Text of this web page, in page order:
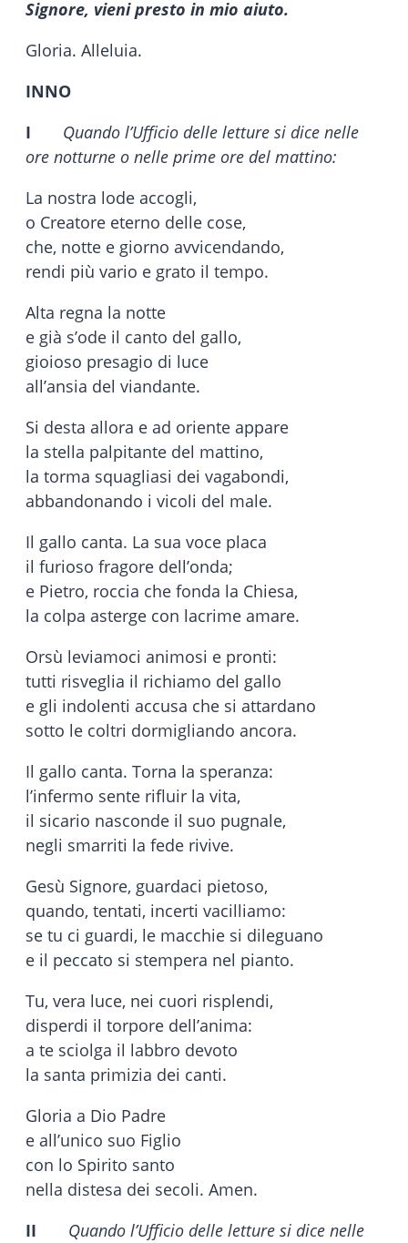
Signore, vieni presto in mio aiuto.
Gloria. Alleluia.
INNO
I
Quando l’Ufficio delle letture si dice nelle
ore notturne o nelle prime ore del mattino:
La nostra lode accogli,
o Creatore eterno delle cose,
che, notte e giorno avvicendando,
rendi più vario e grato il tempo.
Alta regna la notte
e già s’ode il canto del gallo,
gioioso presagio di luce
all’ansia del viandante.
Si desta allora e ad oriente appare
la stella palpitante del mattino,
la torma squagliasi dei vagabondi,
abbandonando i vicoli del male.
Il gallo canta. La sua voce placa
il furioso fragore dell’onda;
e Pietro, roccia che fonda la Chiesa,
la colpa asterge con lacrime amare.
Orsù leviamoci animosi e pronti:
tutti risveglia il richiamo del gallo
e gli indolenti accusa che si attardano
sotto le coltri dormigliando ancora.
Il gallo canta. Torna la speranza:
l’infermo sente rifluir la vita,
il sicario nasconde il suo pugnale,
negli smarriti la fede rivive.
Gesù Signore, guardaci pietoso,
quando, tentati, incerti vacilliamo:
se tu ci guardi, le macchie si dileguano
e il peccato si stempera nel pianto.
Tu, vera luce, nei cuori risplendi,
disperdi il torpore dell’anima:
a te sciolga il labbro devoto
la santa primizia dei canti.
Gloria a Dio Padre
e all’unico suo Figlio
con lo Spirito santo
nella distesa dei secoli. Amen.
II
Quando l’Ufficio delle letture si dice nelle